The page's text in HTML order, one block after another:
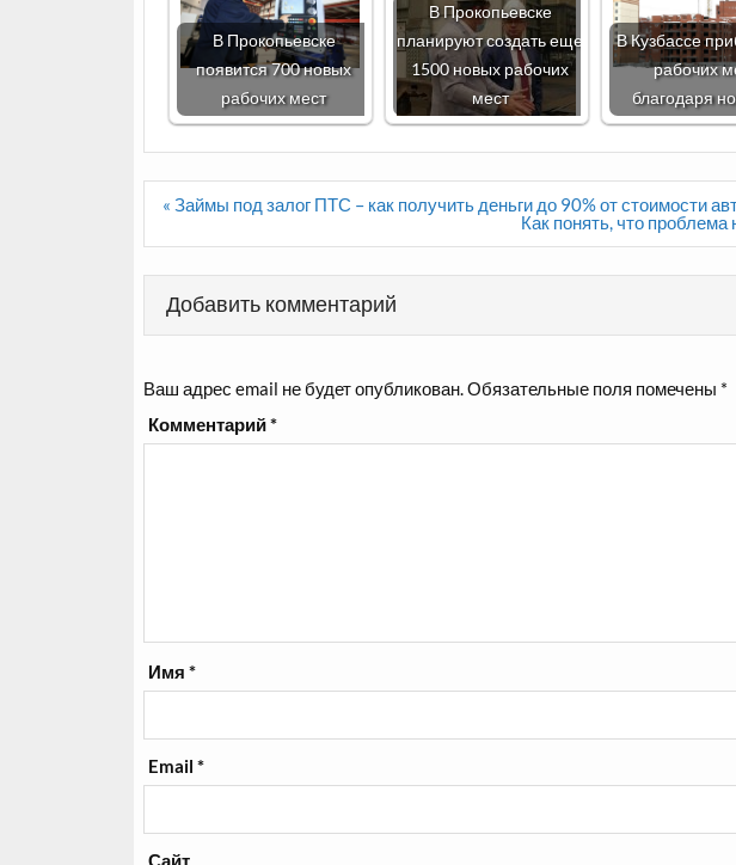
В Прокопьевске
появится 700 новых
рабочих мест
В Прокопьевске
планируют создать еще
1500 новых рабочих
мест
В Кузбассе
рабочих
благодаря
Навигация
« Займы под залог ПТС – как получить деньги до 90% от стоимости
Как понять, что
Добавить комментарий
Ваш адрес email не будет опубликован.Обязательные поля помечены *
Комментарий*
Имя*
Email*
Сайт